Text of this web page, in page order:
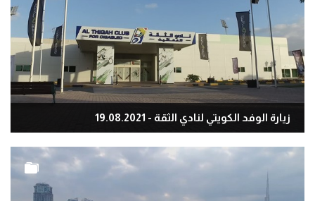
زيارة الوفد الكويتي لنادي الثقة - 19.08.2021